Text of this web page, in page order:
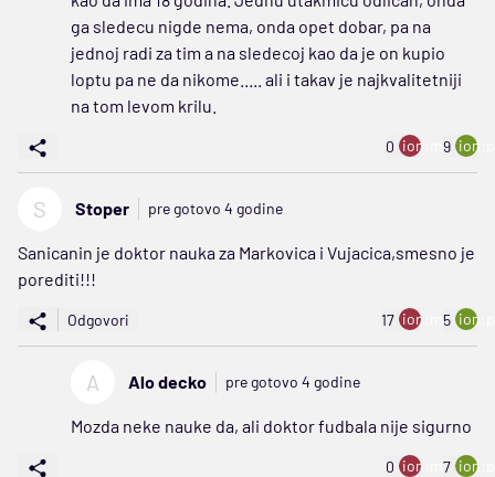
ga sledecu nigde nema, onda opet dobar, pa na
jednoj radi za tim a na sledecoj kao da je on kupio
loptu pa ne da nikome..... ali i takav je najkvalitetniji
na tom levom krilu.
0 ion:minus
9
S Stoper pre gotovo 4 godine
Sanicanin je doktor nauka za Markovica i Vujacica,smesno je
porediti!!!
Odgovori 17 ion:minus
5
A Alo decko pre gotovo 4 godine
Mozda neke nauke da, ali doktor fudbala nije sigurno
0 ion:minus
7